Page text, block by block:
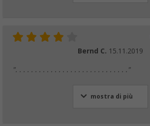
Bernd C. 15.11.2019
". . . . . . . . . . . . . . . . . . . . . . . . . . . . ."
mostra di più